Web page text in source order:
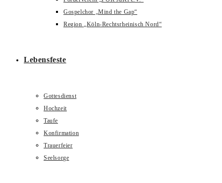
Gospelchor „Mind the Gap“
Region „Köln-Rechtsrheinisch Nord“
Lebensfeste
Gottesdienst
Hochzeit
Taufe
Konfirmation
Trauerfeier
Seelsorge